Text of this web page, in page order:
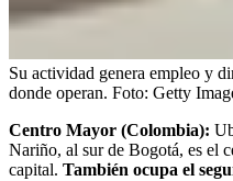
Su actividad genera empleo y
donde operan. Foto: Getty
Centro Mayor (Colombia):
Nariño, al sur de Bogotá, es el
capital. También ocupa el